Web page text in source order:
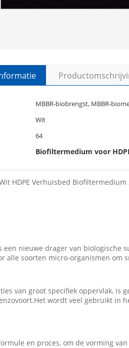
MBBR-biobrengst, MBBR-
Wit
64
Biofiltermedium voor
HDPE Verhuisbed
een nieuwe drager van biologische
alle soorten micro-organismen
van groot specifiek oppervlak, is
wordt veel gebruikt in
en proces, om de vorming